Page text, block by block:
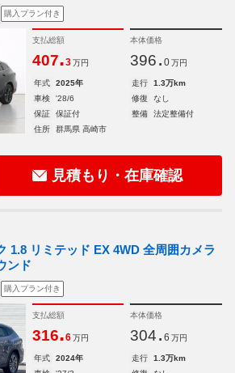
購入プラン付き
支払総額
407.3 万円
本体価格
396. 0 万円
年式 2025年 走行
1.3万km
車検
'28/6 修復
なし
保証
保証付 整備
法定整備付
住所
群馬県 高崎市
見積もり・在庫確認
1.8 リミテッド EX 4WD 全周囲カメラ
ンド
購入プラン付き
支払総額
316.6 万円
本体価格
304. 6 万円
年式 2024年 走行
1.3万km